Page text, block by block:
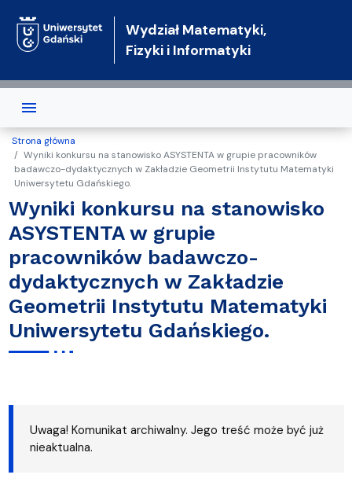
Wydział Matematyki,
Fizyki i Informatyki
Strona główna
Wyniki konkursu na stanowisko ASYSTENTA w grupie pracowników
badawczo-dydaktycznych w Zakładzie Geometrii Instytutu Matematyki
Uniwersytetu Gdańskiego.
Wyniki konkursu na stanowisko
ASYSTENTA w grupie
pracowników badawczo-
dydaktycznych w Zakładzie
Geometrii Instytutu Matematyki
Uniwersytetu Gdańskiego.
Uwaga! Komunikat archiwalny. Jego treść może być już
nieaktualna.